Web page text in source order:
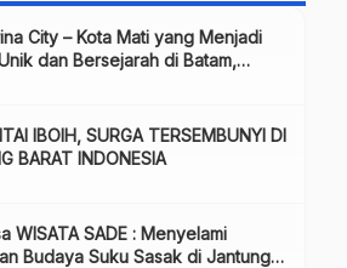
City – Kota Mati yang Menjadi
dan Bersejarah di Batam,
& Info
IBOIH, SURGA TERSEMBUNYI DI
BARAT INDONESIA
WISATA SADE : Menyelami
Budaya Suku Sasak di Jantung